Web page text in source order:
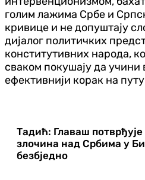
голим лажима Србе и
кривице и не допуштају
дијалог политичких
конститутивних народа,
сваком покушају да учини
ефективнији корак на
Тадић: Главаш
злочина над Србима у
безбједно